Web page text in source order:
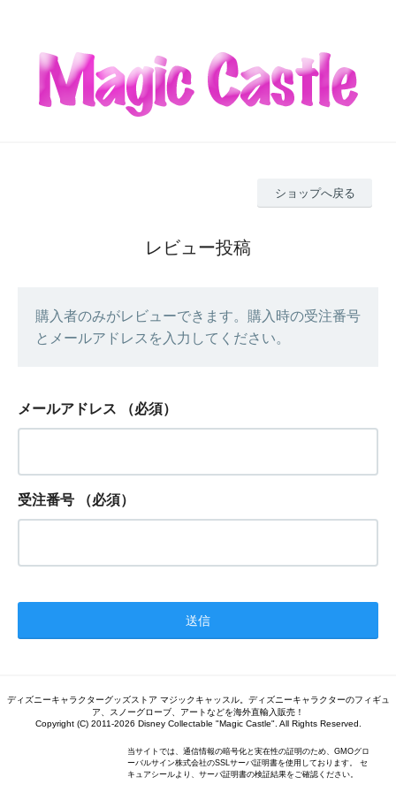
ショップへ戻る
レビュー投稿
購入者のみがレビューできます。購入時の受注番号
とメールアドレスを入力してください。
メールアドレス （必須）
受注番号 （必須）
ディズニーキャラクターグッズストア マジックキャッスル。ディズニーキャラクターのフィギュ
ア、スノーグローブ、アートなどを海外直輸入販売！
Copyright (C) 2011-2026 Disney Collectable "Magic Castle". All Rights Reserved.
当サイトでは、通信情報の暗号化と実在性の証明のため、GMOグロ
ーバルサイン株式会社のSSLサーバ証明書を使用しております。 セ
キュアシールより、サーバ証明書の検証結果をご確認ください。